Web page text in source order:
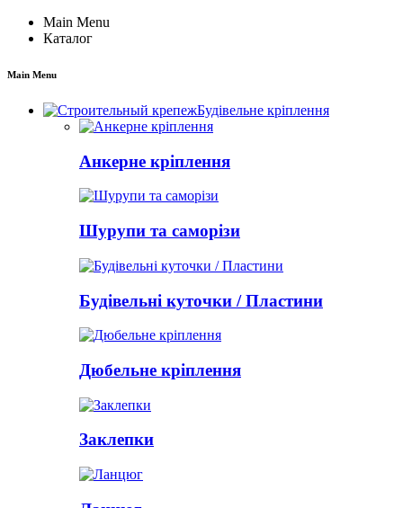
Main Menu
Каталог
Main Menu
Будівельне кріплення
Анкерне кріплення
Шурупи та саморізи
Будівельні куточки / Пластини
Дюбельне кріплення
Заклепки